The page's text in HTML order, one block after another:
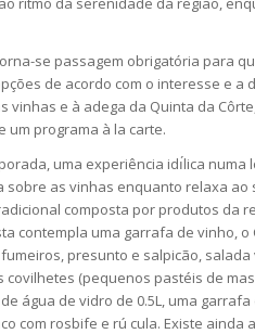
se passagem obrigatória para
de acordo com o interesse e a
e à adega da Quinta da
um programa à la carte.
uma experiência idı́lica numa
as vinhas enquanto relaxa
composta por produtos da
contempla uma garrafa de vinho, o
presunto e salpicão,
(pequenos pastéis de
água de vidro de 0.5L, uma
com rosbife e rú cula. Existe